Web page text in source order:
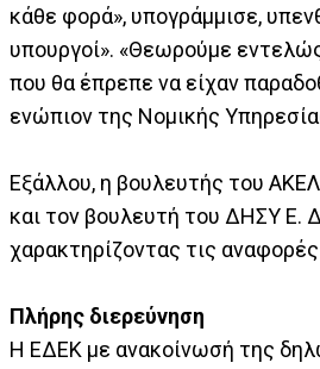
κάθε φορά», υπογράμμισε,
υπουργοί». «Θεωρούμε
που θα έπρεπε να είχαν
ενώπιον της Νομικής
Εξάλλου, η βουλευτής του
και τον βουλευτή του ΔΗΣΥ Ε.
χαρακτηρίζοντας τις
Πλήρης διερεύνηση
Η ΕΔΕΚ με ανακοίνωσή της